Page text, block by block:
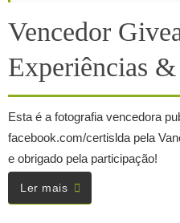
Vencedor
Experiências &
Esta é a fotografia vencedora
facebook.com/certislda pela
e obrigado pela participação!
Ler mais